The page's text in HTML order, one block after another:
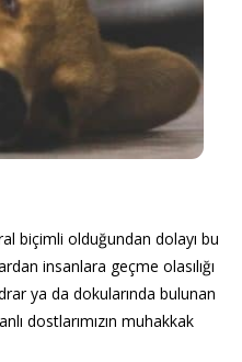
biçimli olduğundan dolayı bu
insanlara geçme olasılığı
ya da dokularında bulunan
dostlarımızın muhakkak